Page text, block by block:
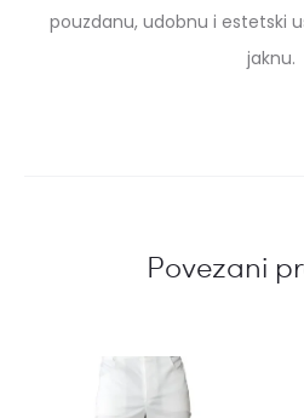
pouzdanu, udobnu i estetski
jaknu.
Povezani